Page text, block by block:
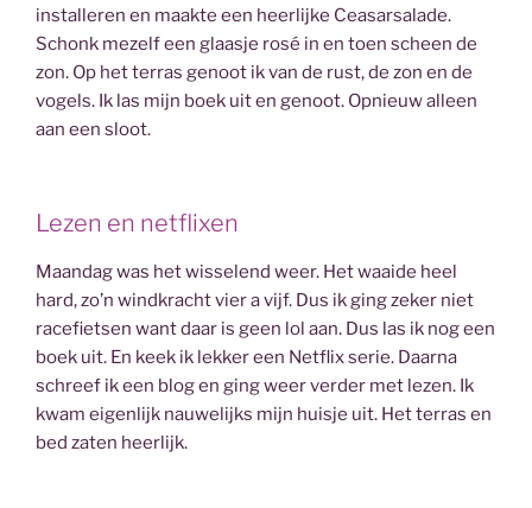
installeren en maakte een heerlijke Ceasarsalade.
Schonk mezelf een glaasje rosé in en toen scheen de
zon. Op het terras genoot ik van de rust, de zon en de
vogels. Ik las mijn boek uit en genoot. Opnieuw alleen
aan een sloot.
Lezen en netflixen
Maandag was het wisselend weer. Het waaide heel
hard, zo’n windkracht vier a vijf. Dus ik ging zeker niet
racefietsen want daar is geen lol aan. Dus las ik nog een
boek uit. En keek ik lekker een Netflix serie. Daarna
schreef ik een blog en ging weer verder met lezen. Ik
kwam eigenlijk nauwelijks mijn huisje uit. Het terras en
bed zaten heerlijk.